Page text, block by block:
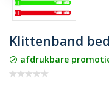
Klittenband
afdrukbare